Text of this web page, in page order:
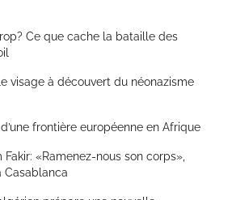
Ce que cache la bataille des
visage à découvert du néonazisme
frontière européenne en Afrique
«Ramenez-nous son corps»,
Casablanca